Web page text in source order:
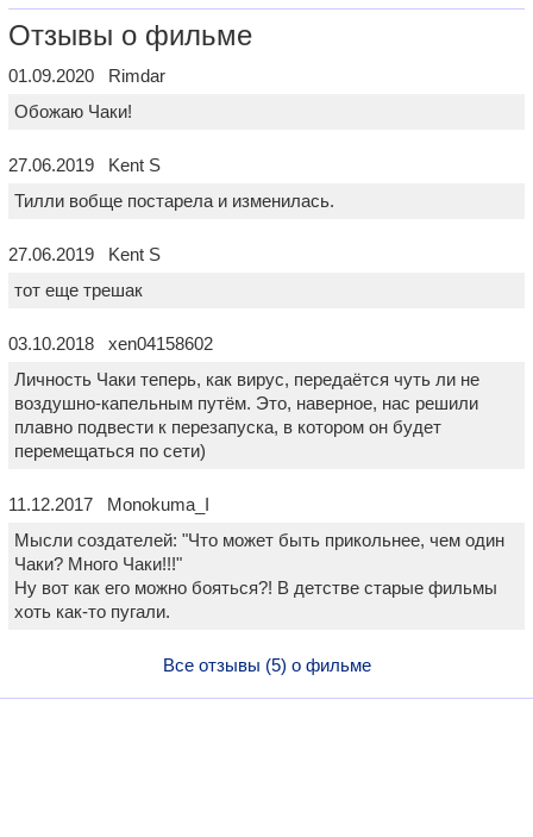
Отзывы о фильме
01.09.2020 Rimdar
Обожаю Чаки!
27.06.2019 Kent S
Тилли вобще постарела и изменилась.
27.06.2019 Kent S
тот еще трешак
03.10.2018 xen04158602
Личность Чаки теперь, как вирус, передаётся чуть ли не
воздушно-капельным путём. Это, наверное, нас решили
плавно подвести к перезапуска, в котором он будет
перемещаться по сети)
11.12.2017 Monokuma_I
Мысли создателей: "Что может быть прикольнее, чем один
Чаки? Много Чаки!!!"
Ну вот как его можно бояться?! В детстве старые фильмы
хоть как-то пугали.
Все отзывы (5) о фильме